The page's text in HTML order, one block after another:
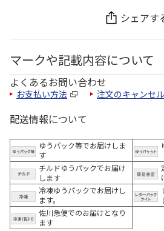
シェアす
マークや記載内容について
よくあるお問い合わせ
お支払い方法 注文のキャンセ
配送情報について
ゆうパック等でお届けしま
す
チルドゆうパックでお届け
します
冷凍ゆうパックでお届けし
ます。
佐川急便でのお届けとなり
ます